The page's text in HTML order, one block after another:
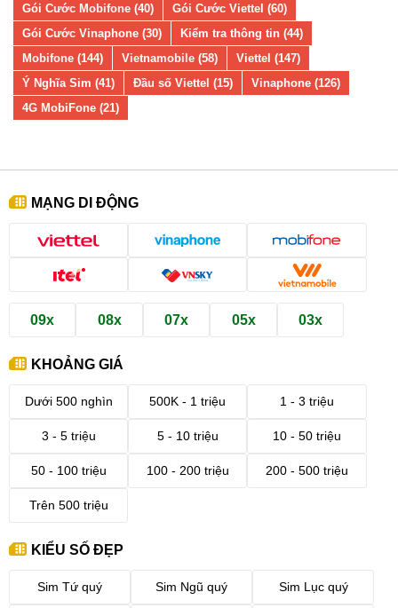
Gói Cước Mobifone (40)
Gói Cước Viettel (60)
Gói Cước Vinaphone (30)
Kiểm tra thông tin (44)
Mobifone (144)
Vietnamobile (58)
Viettel (147)
Ý Nghĩa Sim (41)
Đầu số Viettel (15)
Vinaphone (126)
4G MobiFone (21)
MẠNG DI ĐỘNG
09x 08x 07x 05x 03x
KHOẢNG GIÁ
Dưới 500 nghìn 500K - 1 triệu 1 - 3 triệu
3 - 5 triệu 5 - 10 triệu 10 - 50 triệu
50 - 100 triệu 100 - 200 triệu 200 - 500 triệu
Trên 500 triệu
KIỂU SỐ ĐẸP
Sim Tứ quý Sim Ngũ quý Sim Lục quý